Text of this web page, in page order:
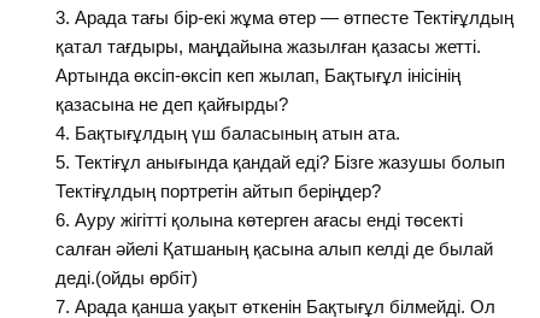
Арада тағы бір-екі жұма өтер — өтпесте Тектіғұлдың
қатал тағдыры, маңдайына жазылған қазасы жетті.
Артында өксіп-өксіп кеп жылап, Бақтығұл інісінің
қазасына не деп қайғырды?
Бақтығұлдың үш баласының атын ата.
Тектіғұл анығында қандай еді? Бізге жазушы болып
Тектіғұлдың портретін айтып беріңдер?
Ауру жігітті қолына көтерген ағасы енді төсекті
салған әйелі Қатшаның қасына алып келді де былай
деді.(ойды өрбіт)
Арада қанша уақыт өткенін Бақтығұл білмейді. Ол